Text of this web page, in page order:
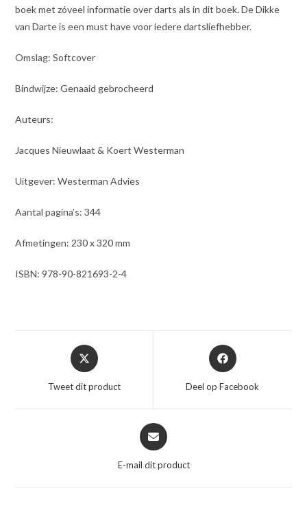
boek met zóveel informatie over darts als in dit boek. De Dikke
van Darte is een must have voor iedere dartsliefhebber.
Omslag: Softcover
Bindwijze: Genaaid gebrocheerd
Auteurs:
Jacques Nieuwlaat & Koert Westerman
Uitgever: Westerman Advies
Aantal pagina’s: 344
Afmetingen: 230 x 320 mm
ISBN: 978-90-821693-2-4
Opent
in
nieuw
Tweet dit product
Opent
in
nieuw
Deel op Facebook
Opent
in
nieuw
E-mail dit product